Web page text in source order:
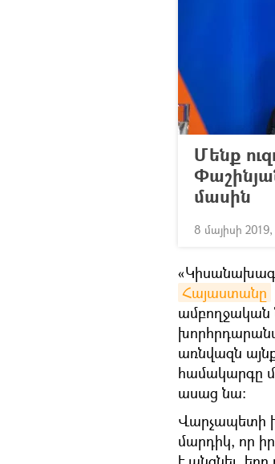
Մենք
մասին
8 մայիսի 2019,
Հայաստանը
առնվազն
համակարգը
ասաց նա։
Վարչապետի
մարդիկ, որ